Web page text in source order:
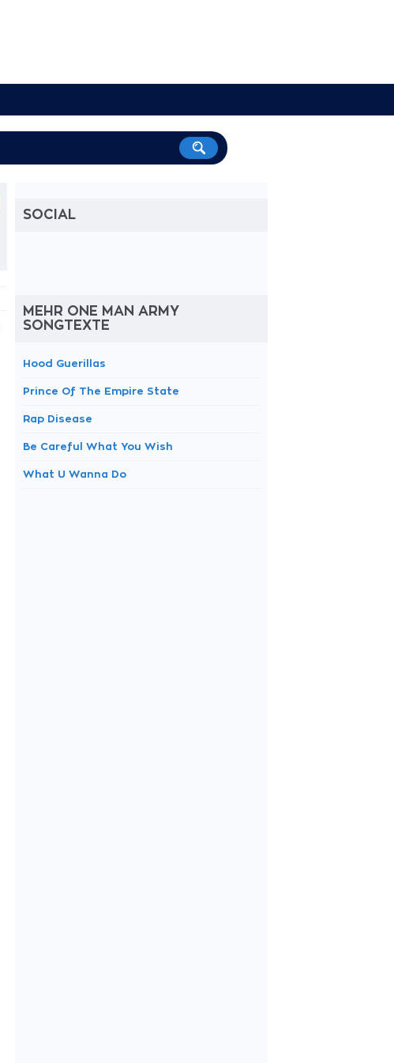
SOCIAL
MEHR ONE MAN ARMY
SONGTEXTE
Hood Guerillas
Prince Of The Empire State
Rap Disease
Be Careful What You Wish
What U Wanna Do